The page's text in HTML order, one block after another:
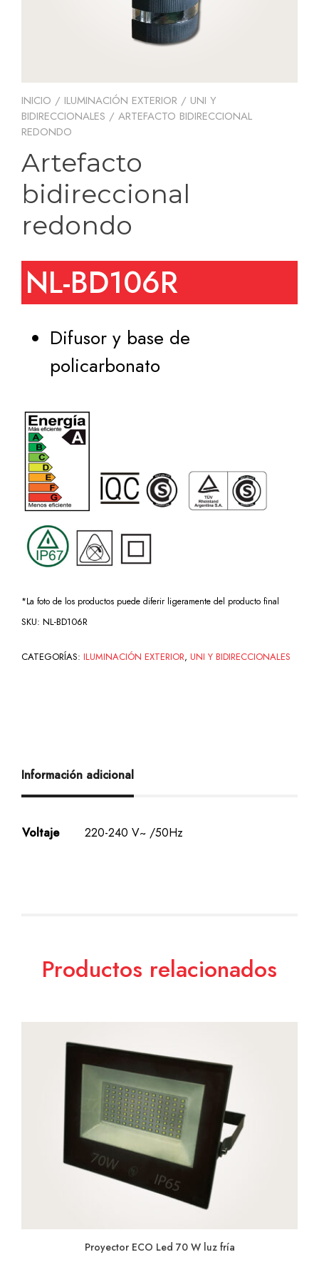
INICIO / ILUMINACIÓN EXTERIOR / UNI Y
BIDIRECCIONALES / ARTEFACTO BIDIRECCIONAL
REDONDO
Artefacto
bidireccional
redondo
NL-BD106R
Difusor y base de
policarbonato
*La foto de los productos puede diferir ligeramente del producto final
SKU: NL-BD106R
CATEGORÍAS: ILUMINACIÓN EXTERIOR, UNI Y BIDIRECCIONALES
Información adicional
Voltaje 220-240 V~ /50Hz
Productos relacionados
Proyector ECO Led 70 W luz fría